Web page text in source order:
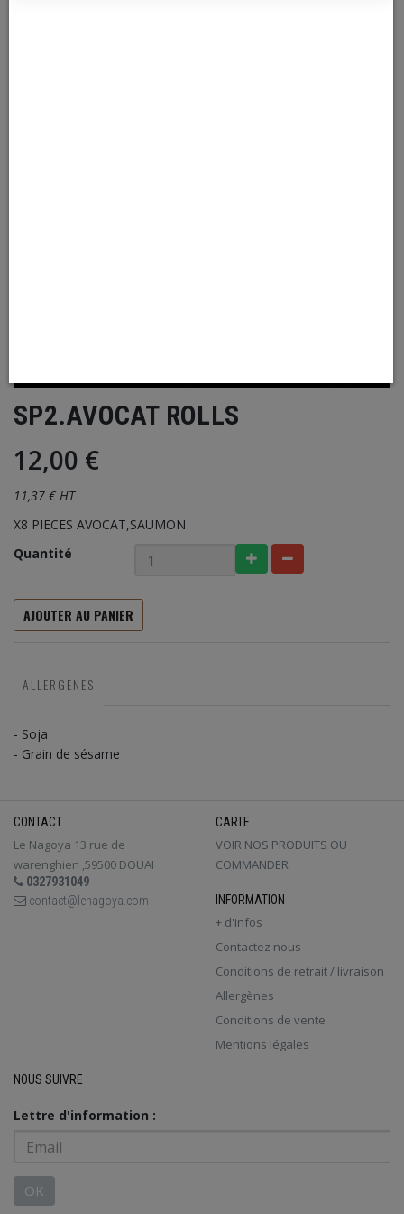
SP2.AVOCAT ROLLS
12,00 €
11,37 € HT
X8 PIECES AVOCAT,SAUMON
Quantité
AJOUTER AU PANIER
ALLERGÈNES
- Soja
- Grain de sésame
CONTACT
Le Nagoya 13 rue de
warenghien ,59500 DOUAI
0327931049
contact@lenagoya.com
CARTE
VOIR NOS PRODUITS OU
COMMANDER
INFORMATION
+ d'infos
Contactez nous
Conditions de retrait / livraison
Allergènes
Conditions de vente
Mentions légales
NOUS SUIVRE
Lettre d'information :
OK